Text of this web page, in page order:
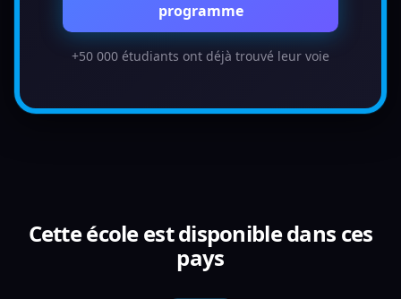
programme
+50 000 étudiants ont déjà trouvé leur voie
Cette école est disponible dans ces
pays